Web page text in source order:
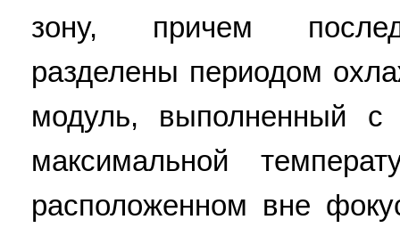
зону, причем
разделены периодом
модуль, выполненный с
максимальной
расположенном вне